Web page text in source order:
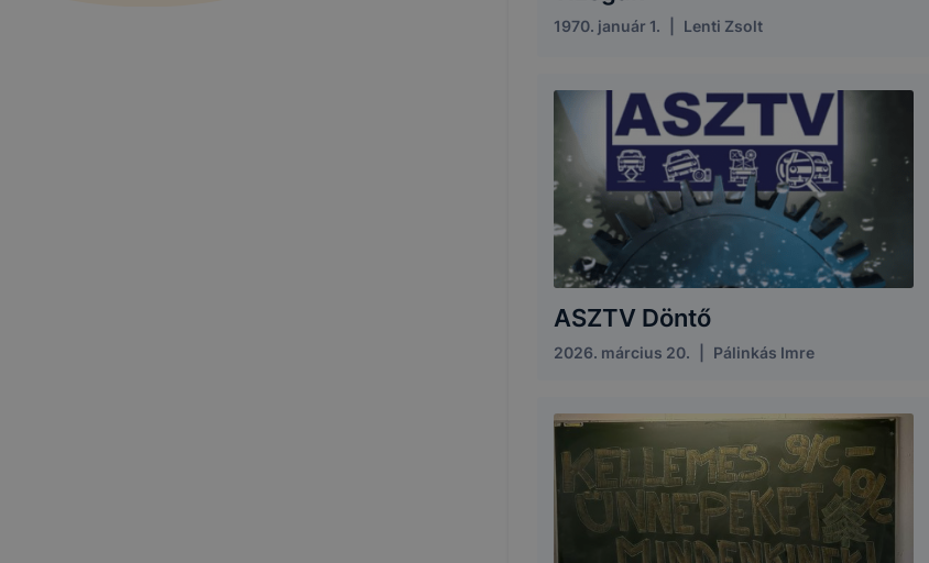
1970. január 1. Lenti Zsolt
ASZTV Döntő
2026. március 20. Pálinkás Imre